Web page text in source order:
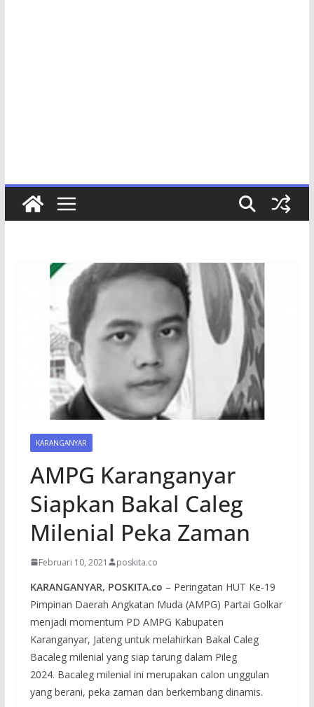
KARANGANYAR
AMPG Karanganyar
Siapkan Bakal Caleg
Milenial Peka Zaman
Februari 10, 2021 poskita.co
KARANGANYAR, POSKITA.co – Peringatan HUT Ke-19
Pimpinan Daerah Angkatan Muda (AMPG) Partai Golkar
menjadi momentum PD AMPG Kabupaten
Karanganyar, Jateng untuk melahirkan Bakal Caleg
Bacaleg milenial yang siap tarung dalam Pileg
2024. Bacaleg milenial ini merupakan calon unggulan
yang berani, peka zaman dan berkembang dinamis.